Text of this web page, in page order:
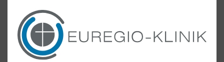
Medizinische Fachangestellte
(m/w/d)
für die Ambulanz der Gynäkologie /
Geburtshilfe